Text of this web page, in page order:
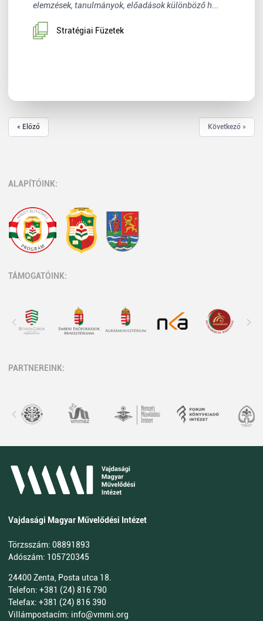
elemzések, tanulmányok, előadások különböző h...
Stratégiai Füzetek
« Előző Következő »
ALAPÍTÓINK:
TÁMOGATÓINK:
PARTNEREINK:
Vajdasági Magyar Művelődési Intézet
Törzsszám: 08891893
Adószám: 105720345
24400 Zenta, Posta utca 18.
Telefon: +381 (24) 816 790
Telefax: +381 (24) 816 390
Villámpostacím: info@vmmi.org